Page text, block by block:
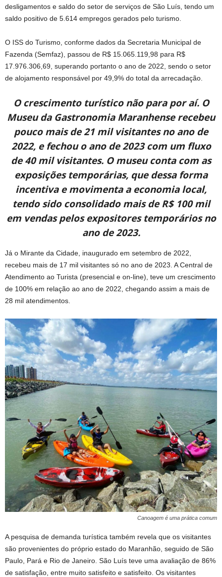
desligamentos e saldo do setor de serviços de São Luís, tendo um
saldo positivo de 5.614 empregos gerados pelo turismo.
O ISS do Turismo, conforme dados da Secretaria Municipal de
Fazenda (Semfaz), passou de R$ 15.065.119,98 para R$
17.976.306,69, superando portanto o ano de 2022, sendo o setor
de alojamento responsável por 49,9% do total da arrecadação.
O crescimento turístico não para por aí. O
Museu da Gastronomia Maranhense recebeu
pouco mais de 21 mil visitantes no ano de
2022, e fechou o ano de 2023 com um fluxo
de 40 mil visitantes. O museu conta com as
exposições temporárias, quedessa forma
incentiva e movimenta a economia local,
tendo sido consolidado mais de R$ 100 mil
em vendas pelos expositores temporários no
ano de 2023.
Já o Mirante da Cidade, inaugurado em setembro de 2022,
recebeu mais de 17 mil visitantes só no ano de 2023. A Central de
Atendimento ao Turista (presencial e on-line), teve um crescimento
de 100% em relação ao ano de 2022, chegando assim a mais de
28 mil atendimentos.
Canoagem é uma prática comum
A pesquisa de demanda turística também revela que os visitantes
são provenientes do próprio estado do Maranhão, seguido de São
Paulo, Pará e Rio de Janeiro. São Luís teve uma avaliação de 86%
de satisfação, entre muito satisfeito e satisfeito. Os visitantes